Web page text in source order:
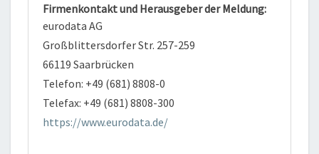
Firmenkontakt und Herausgeber der Meldung:
eurodata AG
Großblittersdorfer Str. 257-259
66119 Saarbrücken
Telefon: +49 (681) 8808-0
Telefax: +49 (681) 8808-300
https://www.eurodata.de/